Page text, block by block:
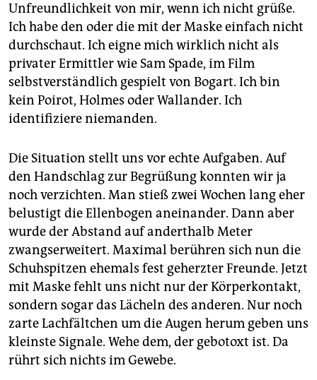
Unfreundlichkeit von mir, wenn ich nicht grüße.
Ich habe den oder die mit der Maske einfach nicht
durchschaut. Ich eigne mich wirklich nicht als
privater Ermittler wie Sam Spade, im Film
selbstverständlich gespielt von Bogart. Ich bin
kein Poirot, Holmes oder Wallander. Ich
identifiziere niemanden.
Die Situation stellt uns vor echte Aufgaben. Auf
den Handschlag zur Begrüßung konnten wir ja
noch verzichten. Man stieß zwei Wochen lang eher
belustigt die Ellenbogen aneinander. Dann aber
wurde der Abstand auf anderthalb Meter
zwangserweitert. Maximal berühren sich nun die
Schuhspitzen ehemals fest geherzter Freunde. Jetzt
mit Maske fehlt uns nicht nur der Körperkontakt,
sondern sogar das Lächeln des anderen. Nur noch
zarte Lachfältchen um die Augen herum geben uns
kleinste Signale. Wehe dem, der gebotoxt ist. Da
rührt sich nichts im Gewebe.